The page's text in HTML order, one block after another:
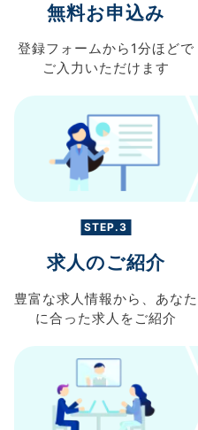
無料お申込み
登録フォームから 1分ほどで
ご入力 いただけます
STEP.3
求人のご紹介
豊富な求人情報から、 あなた
に合った求人を ご紹介